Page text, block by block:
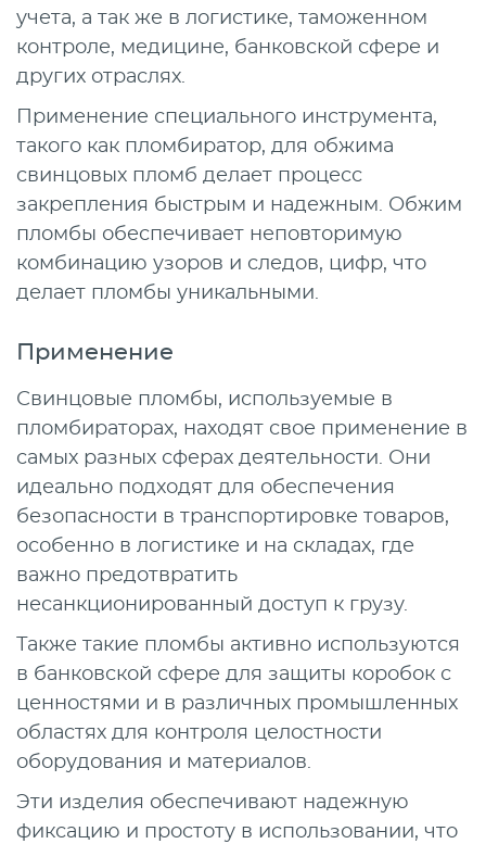
учета, а так же в логистике, таможенном
контроле, медицине, банковской сфере и
других отраслях.
Применение специального инструмента,
такого как пломбиратор, для обжима
свинцовых пломб делает процесс
закрепления быстрым и надежным. Обжим
пломбы обеспечивает неповторимую
комбинацию узоров и следов, цифр, что
делает пломбы уникальными.
Применение
Свинцовые пломбы, используемые в
пломбираторах, находят свое применение в
самых разных сферах деятельности. Они
идеально подходят для обеспечения
безопасности в транспортировке товаров,
особенно в логистике и на складах, где
важно предотвратить
несанкционированный доступ к грузу.
Также такие пломбы активно используются
в банковской сфере для защиты коробок с
ценностями и в различных промышленных
областях для контроля целостности
оборудования и материалов.
Эти изделия обеспечивают надежную
фиксацию и простоту в использовании, что